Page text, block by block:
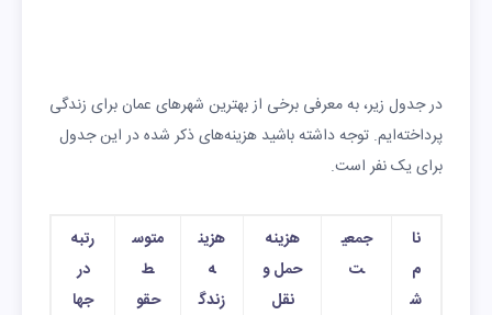
در جدول زیر، به معرفی برخی از بهترین شهرهای عمان برای زندگی
پرداخته‌ایم. توجه داشته باشید هزینه‌های ذکر شده در این جدول
برای یک نفر است.
نا
م
ش
جمعی
ت
هزینه
حمل و
نقل
هزین
ه
زندگ
متوس
ط
حقو
رتبه
در
جها